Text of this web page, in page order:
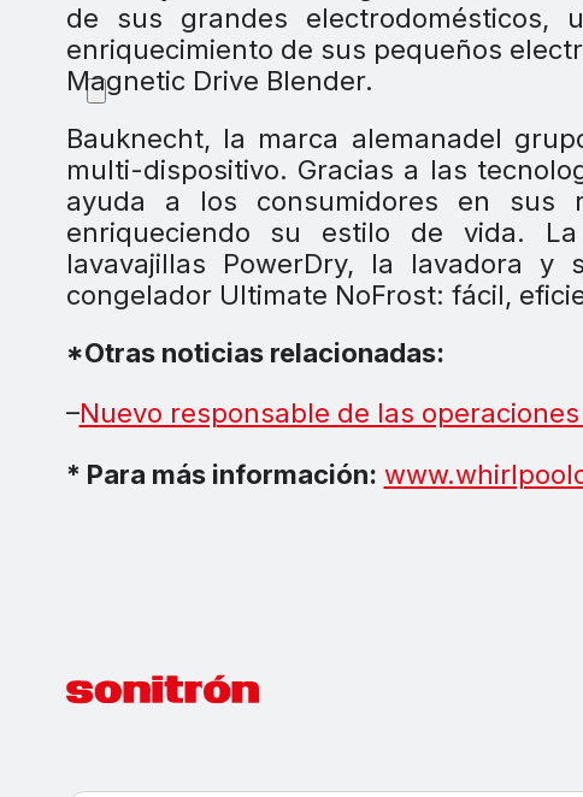
de sus grandes
enriquecimiento de sus pequeños
Magnetic Drive Blender.
Bauknecht, la marca alemanadel
multi-dispositivo. Gracias a las
ayuda a los consumidores en sus
enriqueciendo su estilo de vida.
lavavajillas PowerDry, la lavadora
congelador Ultimate NoFrost: fácil,
*Otras noticias relacionadas:
–Nuevo responsable de las
* Para más información: